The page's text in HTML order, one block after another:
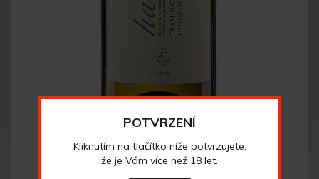
POTVRZENÍ
Kliknutím na tlačítko níže potvrzujete,
že je Vám více než 18 let.